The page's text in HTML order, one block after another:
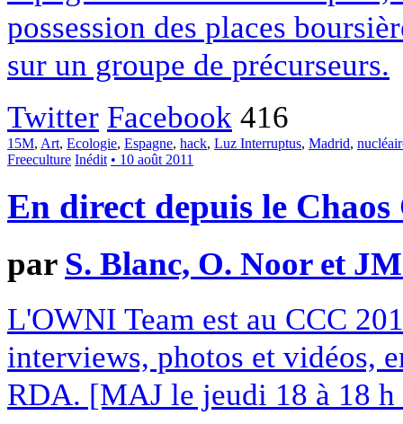
possession des places
sur un groupe de précurseurs.
Twitter Facebook 416
15M, Art, Ecologie, Espagne, hack, Luz Interruptus, Madrid,
Freeculture Inédit • 10 août 2011
En direct depuis le
par S. Blanc, O. Noor et
L'OWNI Team est au CCC
interviews, photos et vidéos,
RDA. [MAJ le jeudi 18 à 18